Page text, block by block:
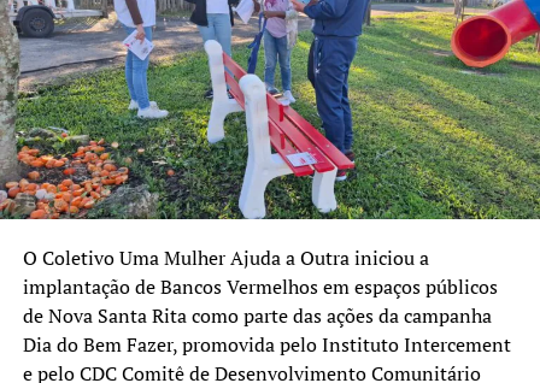
O Coletivo Uma Mulher Ajuda a Outra iniciou a
implantação de Bancos Vermelhos em espaços públicos
de Nova Santa Rita como parte das ações da campanha
Dia do Bem Fazer, promovida pelo Instituto Intercement
e pelo CDC Comitê de Desenvolvimento Comunitário